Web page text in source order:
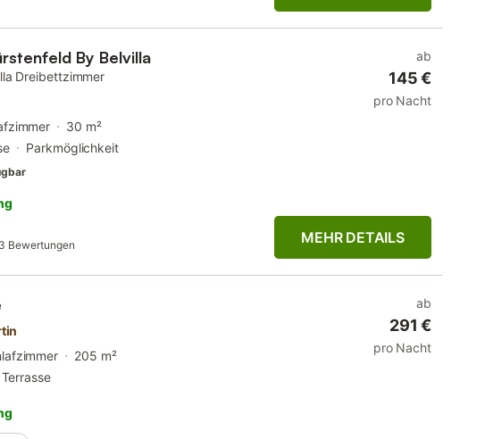
By Belvilla
Dreibettzimmer
30 m²
Parkmöglichkeit
Bewertungen
ab
145 €
pro Nacht
MEHR DETAILS
205 m²
Terrasse
ab
291 €
pro Nacht